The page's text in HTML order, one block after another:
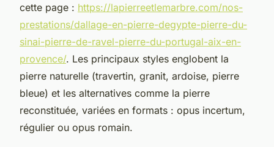
cette page : https://lapierreetlemarbre.com/nos-
prestations/dallage-en-pierre-degypte-pierre-du-
sinai-pierre-de-ravel-pierre-du-portugal-aix-en-
provence/. Les principaux styles englobent la
pierre naturelle (travertin, granit, ardoise, pierre
bleue) et les alternatives comme la pierre
reconstituée, variées en formats : opus incertum,
régulier ou opus romain.